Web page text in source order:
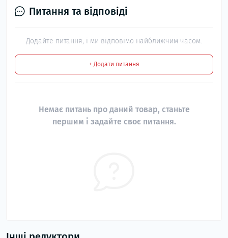
Питання та відповіді
Додайте питання, і ми відповімо найближчим часом.
+ Додати питання
Немає питань про даний товар, станьте
першим і задайте своє питання.